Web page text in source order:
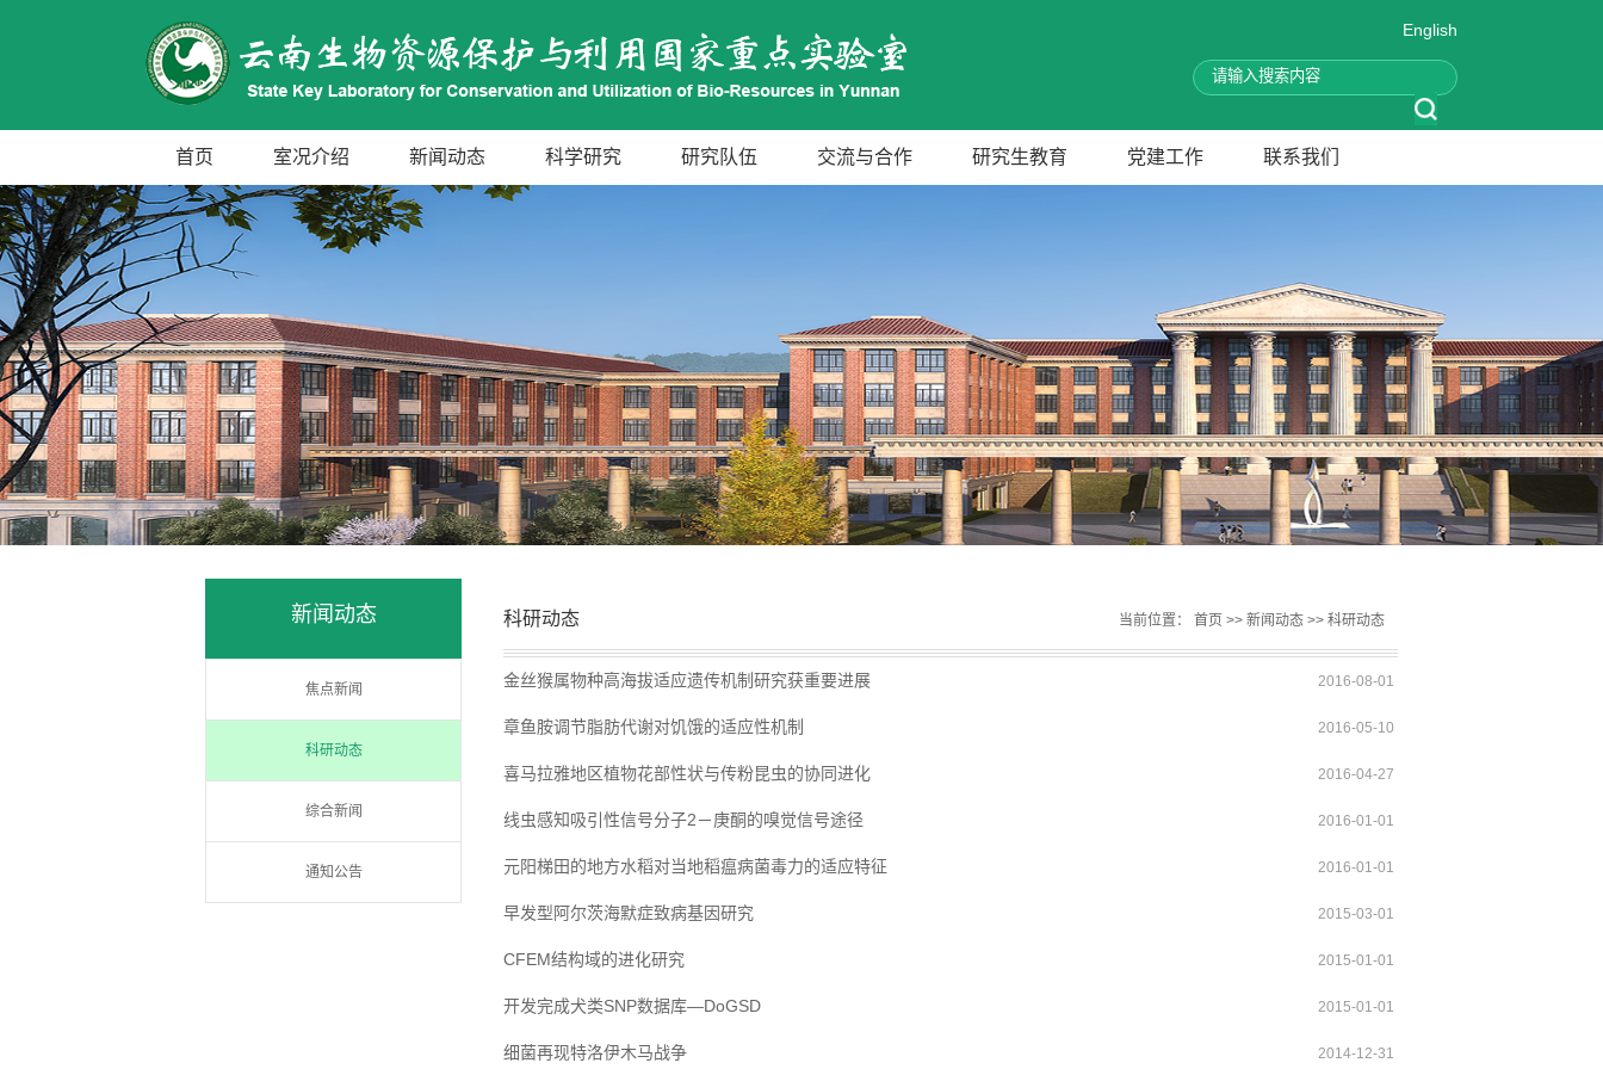
English
首页 室况介绍 新闻动态 科学研究 研究队伍 交流与合作 研究生教育 党建工作 联系我们
新闻动态
焦点新闻
科研动态
综合新闻
通知公告
科研动态 当前位置： 首页 >> 新闻动态 >> 科研动态
金丝猴属物种高海拔适应遗传机制研究获重要进展 2016-08-01
章鱼胺调节脂肪代谢对饥饿的适应性机制 2016-05-10
喜马拉雅地区植物花部性状与传粉昆虫的协同进化 2016-04-27
线虫感知吸引性信号分子2－庚酮的嗅觉信号途径 2016-01-01
元阳梯田的地方水稻对当地稻瘟病菌毒力的适应特征 2016-01-01
早发型阿尔茨海默症致病基因研究 2015-03-01
CFEM结构域的进化研究 2015-01-01
开发完成犬类SNP数据库—DoGSD 2015-01-01
细菌再现特洛伊木马战争 2014-12-31